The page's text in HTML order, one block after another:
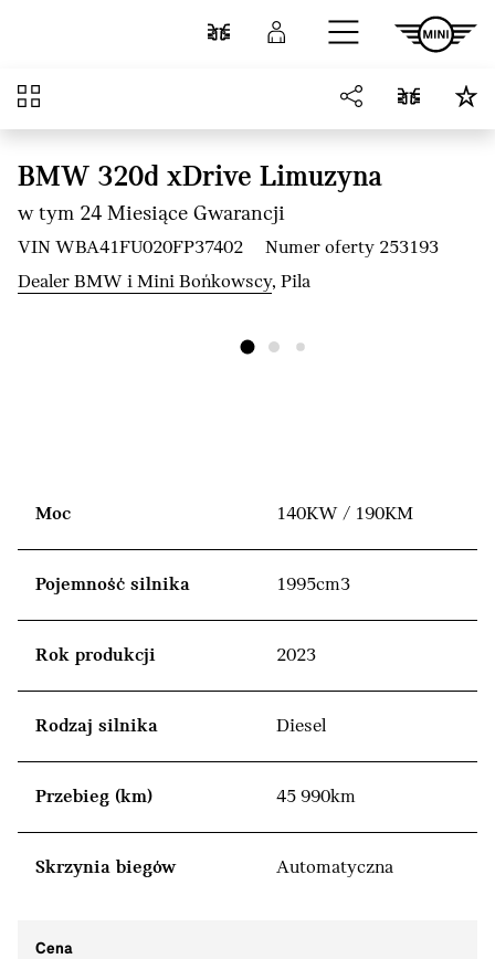
Przejdź do głównej treści
Porównaj Zaloguj się
Przegląd
BMW 320d xDrive Limuzyna
w tym 24 Miesiące Gwarancji
VIN WBA41FU020FP37402
Numer oferty 253193
Dealer BMW i Mini Bońkowscy, Pila
Moc 140KW / 190KM
Pojemność silnika 1995cm3
Rok produkcji 2023
Rodzaj silnika Diesel
Przebieg (km) 45 990km
Skrzynia biegów Automatyczna
Cena